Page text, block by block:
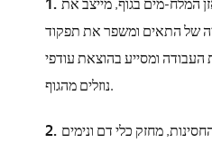
המלח-מים בגוף, מייצב את
של התאים ומשפר את תפקוד
ומסייע בהוצאת עודפי
נוזלים מהגוף.